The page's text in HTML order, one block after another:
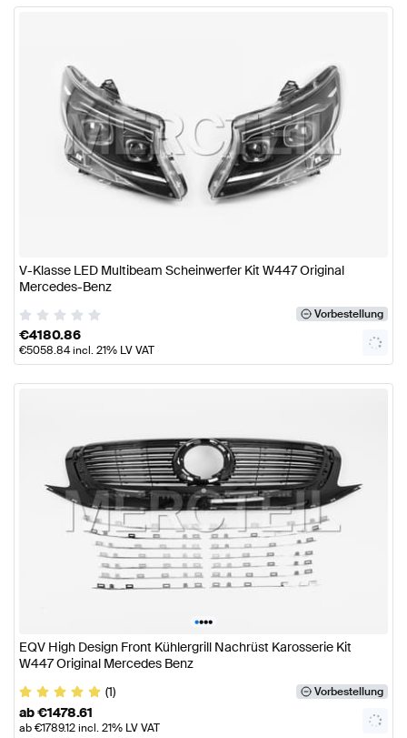
V-Klasse LED Multibeam Scheinwerfer Kit W447 Original
Mercedes-Benz
Vorbestellung
€4180.86
€5058.84incl. 21% LV VAT
••••
EQV High Design Front Kühlergrill Nachrüst Karosserie Kit
W447 Original Mercedes Benz
(1)
Vorbestellung
ab€1478.61
ab€1789.12incl. 21% LV VAT